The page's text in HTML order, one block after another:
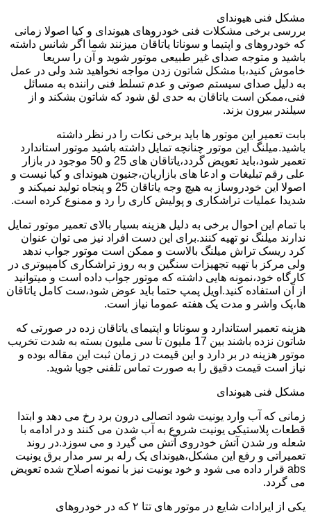
مشکل فنی هیوندای
بررسی برخی مشکلات فنی خودروهای هیوندای و کیا اصولا زمانی
که خودروهای و اپتیما و سوناتا یاتاقان میزنند شما اگر شانس داشته
باشید و متوجه صدای غیر طبیعی موتور شوید و آن را سریعا
خاموش کنید،با مشکل شاتون زدن مواجه نخواهید شد ولی در عمل
به دلیل صدای سیستم صوتی و عدم تسلط فنی راننده به مسائل
فنی،ممکن است یاتاقان به حدی لق شود که شاتون بشکند و از
سیلندر بیرون بزند.
بابت تعمیر این موتور ها باید برخی نکات را در نظر داشته
باشید.میلنگ این موتور چنانچه تمایل داشته باشید موتور استاندارد
تعمیر شود،باید تعویض گردد،یاتاقان های 25 و 50 موجود در بازار
علی رقم تبلیغات و ادعا های بازاریان،جنیون هیوندای و کیا نیست و
اصولا این خودروساز به هیچ وجه یاتاقان 25 و پنجاه تولید نمیکند و
شدیدا عملیات تراشکاری و پولیش کاری را رد و ممنوع کرده است.
با تمام این احوال برخی به دلیل هزینه بسیار بالای تعمیر موتور تمایل
ندارند میلنگ نو تهیه کنند.برای این دست افراد نیز می توان عنوان
کرد ریسک تراش میلنگ بالاست و ممکن است موتور جواب ندهد
ولی مرکز با تهیه تجهیزات سنگین و به روز تراشکاری کامپیوتری در
کارگاه خود،نمونه هایی داشته که موتور جواب داده است و میتوانید
از آن استفاده کنید.اویل پمپ حتما باید عوض شود،ست کامل یاتاقان
ها،پک واشر و مدت یک هفته عموما نیاز است.
هزینه تعمیر استاندارد و سوناتا و اپتیمای یاتاقان زده در صورتی که
شاتون نزده باشند بین 17 ملیون تا سی ملیون بسته به شدت تخریب
موتور هزینه در بر دارد و این قیمت در زمان ثبت این مقاله بوده و
نیاز است قیمت دقیق را به صورت تماس تلفنی جویا شوید.
مشکل فنی هیوندای
زمانی که آب وارد یونیت شود اتصالی درون برد رخ می دهد و ابتدا
قطعات پلاستیکی یونیت شروع به آب شدن می کنند و در ادامه با
شعله ور شدن آتش خودروی آتش می گیرد و می سوزد.در روند
تعمیراتی و رفع این مشکل،هیوندای یک رله بر سر مدار برق یونیت
abs قرار داده می شود و خود یونیت نیز با نمونه اصلاح شده تعویض
می گردد.
یکی از ایرادات شایع در موتور های تتا ۲ که در خودروهای